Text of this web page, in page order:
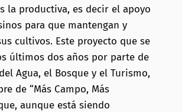
la productiva, es decir el apoyo
para que mantengan y
cultivos. Este proyecto que se
últimos dos años por parte de
Agua, el Bosque y el Turismo,
de “Más Campo, Más
aunque está siendo